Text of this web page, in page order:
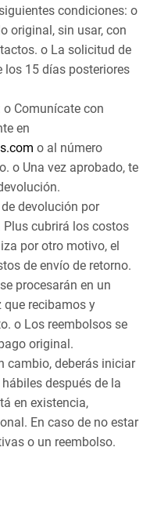
condiciones: o
original, sin usar, con
o La solicitud de
los 15 días posteriores
Comunícate con
en
o al número
o Una vez aprobado, te
devolución por
cubrirá los costos
por otro motivo, el
de envío de retorno.
procesarán en un
que recibamos y
o Los reembolsos se
original.
cambio, deberás iniciar
después de la
en existencia,
En caso de no estar
o un reembolso.